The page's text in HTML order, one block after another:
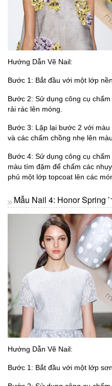
Hướng Dẫn Vẽ Nail:
Bước 1: Bắt đầu với một lớp
Bước 2: Sử dụng công cụ
rải rác lên móng.
Bước 3: Lặp lại bước 2 với
và các chấm chồng nhẹ lên
Bước 4: Sử dụng công cụ
màu tím đậm để chấm các
phủ một lớp topcoat lên các
Mẫu Nail 4: Honor Spring
Hướng Dẫn Vẽ Nail:
Bước 1: Bắt đầu với một lớp